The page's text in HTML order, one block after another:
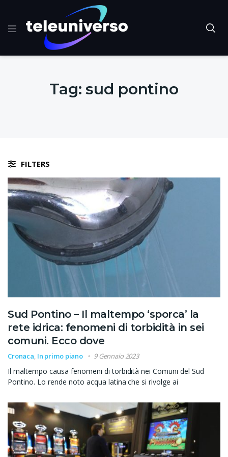
Tag:sud pontino
FILTERS
Sud Pontino – Il maltempo ‘sporca’ la
rete idrica: fenomeni di torbidità in sei
comuni. Ecco dove
Cronaca, In primo piano 9 Gennaio 2023
Il maltempo causa fenomeni di torbidità nei Comuni del Sud
Pontino. Lo rende noto acqua latina che si rivolge ai